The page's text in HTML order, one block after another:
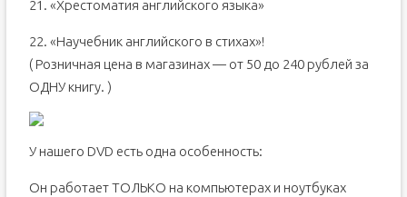
21. «Хрестоматия английского языка»
22. «Научебник английского в стихах»!
( Розничная цена в магазинах — от 50 до 240 рублей за
ОДНУ книгу. )
У нашего DVD есть одна особенность:
Он работает ТОЛЬКО на компьютерах и ноутбуках